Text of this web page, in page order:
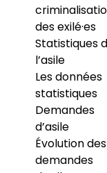
des exilé·es
Statistiques
l’asile
Les données
statistiques
Demandes
d’asile
Évolution des
demandes